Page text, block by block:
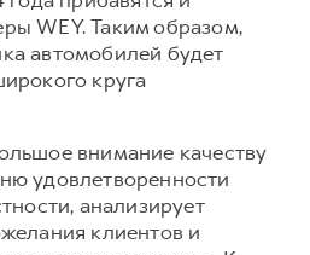
WEY. Таким образом,
автомобилей будет
круга
внимание качеству
удовлетворенности
анализирует
клиентов и